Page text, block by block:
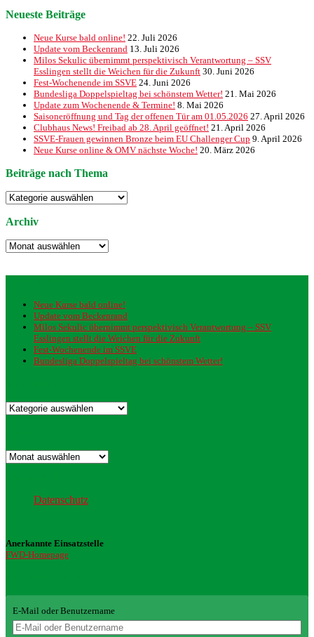
Neueste Beiträge
Neue Kurse bald online! 22. Juli 2026
Update vom Beckenrand 13. Juli 2026
Milos Sekulic übernimmt perspektivisch Verantwortung – SSV
Esslingen stellt die Weichen für die Zukunft 30. Juni 2026
Fest-Wochenende im SSVE 24. Juni 2026
Bundesliga Doppelspieltag bei schönstem Wetter! 21. Mai 2026
Update zum Wochenende & Termine! 8. Mai 2026
Saisoneröffnung und Tag der offenen Tür am 01.05.2026 27. April 2026
Clubhaus News! Freibad ab 28. April geöffnet! 21. April 2026
SSVE-Frauen gewinnen Bronze beim EU Challenger Cup 9. April 2026
Neue Kurse online & OMV nächste Woche! 20. März 2026
Beiträge nach Thema
Beiträge
nach
Thema
Archiv
Archiv
Neue Kurse bald online!
Update vom Beckenrand
Milos Sekulic übernimmt perspektivisch Verantwortung – SSV
Esslingen stellt die Weichen für die Zukunft
Fest-Wochenende im SSVE
Bundesliga Doppelspieltag bei schönstem Wetter!
Kategorien
Archiv
Datenschutz
Anerkannte Einsatzstelle
FWD-Homepage
E-Mail oder Benutzername